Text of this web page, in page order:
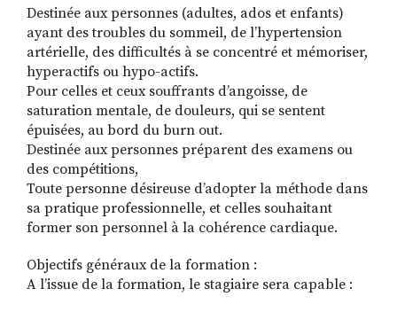
Destinée aux personnes (adultes, ados et enfants)
ayant des troubles du sommeil, de l’hypertension
artérielle, des difficultés à se concentré et mémoriser,
hyperactifs ou hypo-actifs.
Pour celles et ceux souffrants d’angoisse, de
saturation mentale, de douleurs, qui se sentent
épuisées, au bord du burn out.
Destinée aux personnes préparent des examens ou
des compétitions,
Toute personne désireuse d’adopter la méthode dans
sa pratique professionnelle, et celles souhaitant
former son personnel à la cohérence cardiaque.
Objectifs généraux de la formation :
A l’issue de la formation, le stagiaire sera capable :